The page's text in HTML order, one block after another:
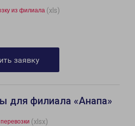
из филиала (xls)
заявку
для филиала «Анапа»
(xlsx)